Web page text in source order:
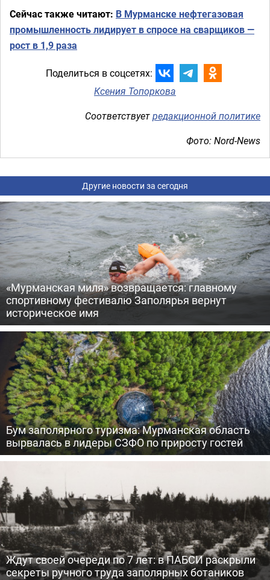
Сейчас также читают: В Мурманске нефтегазовая
промышленность лидирует в спросе на сварщиков —
рост в 1,9 раза
Поделиться в соцсетях:
Ксения Топоркова
Соответствуетредакционной политике
Фото: Nord-News
Другие новости за сегодня
«Мурманская миля» возвращается: главному
спортивному фестивалю Заполярья вернут
историческое имя
Бум заполярного туризма: Мурманская область
вырвалась в лидеры СЗФО по приросту гостей
Ждут своей очереди по 7 лет: в ПАБСИ раскрыли
секреты ручного труда заполярных ботаников